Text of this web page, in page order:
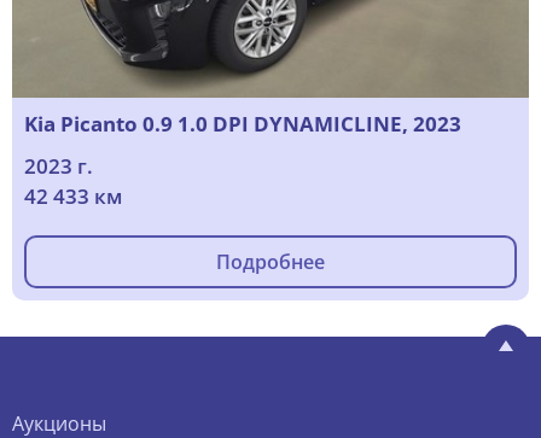
Kia Picanto 0.9 1.0 DPI DYNAMICLINE, 2023
2023 г.
42 433 км
Подробнее
Аукционы